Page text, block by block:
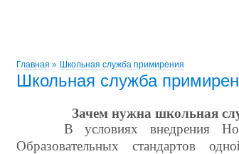
Главная » Школьная служба примирения
Школьная служба
Зачем нужна школьная
В условиях внедрения
Образовательных стандартов